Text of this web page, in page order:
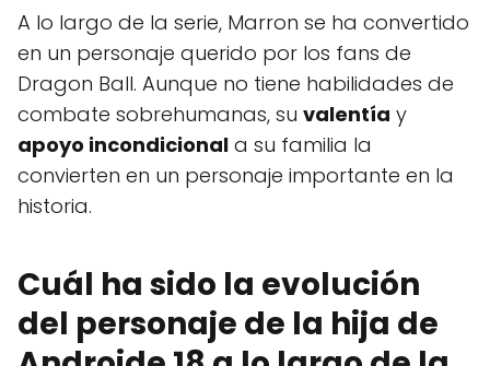
A lo largo de la serie, Marron se ha convertido
en un personaje querido por los fans de
Dragon Ball. Aunque no tiene habilidades de
combate sobrehumanas, su valentía y
apoyo incondicional a su familia la
convierten en un personaje importante en la
historia.
Cuál ha sido la evolución
del personaje de la hija de